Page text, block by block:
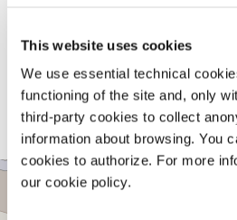
This website uses cookies
We use essential technical
functioning of the site and, only
third-party cookies to collect
information about browsing. You
cookies to authorize. For more
our cookie policy.
Hanno subito violenze, sono
piacciano, men che meno che
soltanto dell’amore e di tutte le
anche la cruda debolezza, cosa
in nome dell’amore e come
(Susie Dee)
TESE
DEI
SOPPALCHI